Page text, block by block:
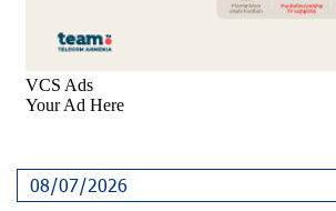
տապալվել
Իրանը և Օմանը